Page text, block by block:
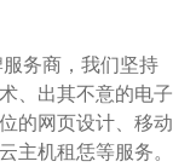
务商，我们坚持
、出其不意的电子
的网页设计、移动
主机租恁等服务。